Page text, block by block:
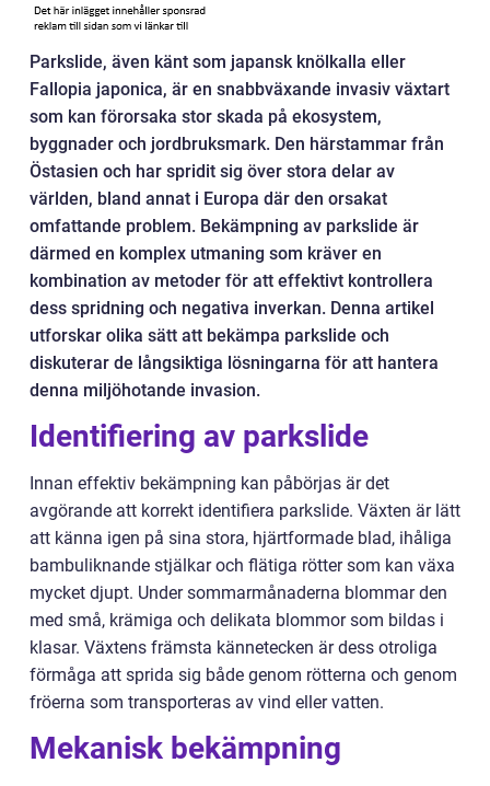
Parkslide, även känt som japansk knölkalla eller
Fallopia japonica, är en snabbväxande invasiv växtart
som kan förorsaka stor skada på ekosystem,
byggnader och jordbruksmark. Den härstammar från
Östasien och har spridit sig över stora delar av
världen, bland annat i Europa där den orsakat
omfattande problem. Bekämpning av parkslide är
därmed en komplex utmaning som kräver en
kombination av metoder för att effektivt kontrollera
dess spridning och negativa inverkan. Denna artikel
utforskar olika sätt att bekämpa parkslide och
diskuterar de långsiktiga lösningarna för att hantera
denna miljöhotande invasion.
Identifiering av parkslide
Innan effektiv bekämpning kan påbörjas är det
avgörande att korrekt identifiera parkslide. Växten är lätt
att känna igen på sina stora, hjärtformade blad, ihåliga
bambuliknande stjälkar och flätiga rötter som kan växa
mycket djupt. Under sommarmånaderna blommar den
med små, krämiga och delikata blommor som bildas i
klasar. Växtens främsta kännetecken är dess otroliga
förmåga att sprida sig både genom rötterna och genom
fröerna som transporteras av vind eller vatten.
Mekanisk bekämpning